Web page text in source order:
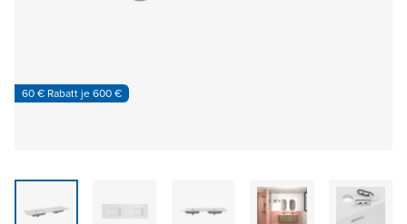
60 € Rabatt je 600 €